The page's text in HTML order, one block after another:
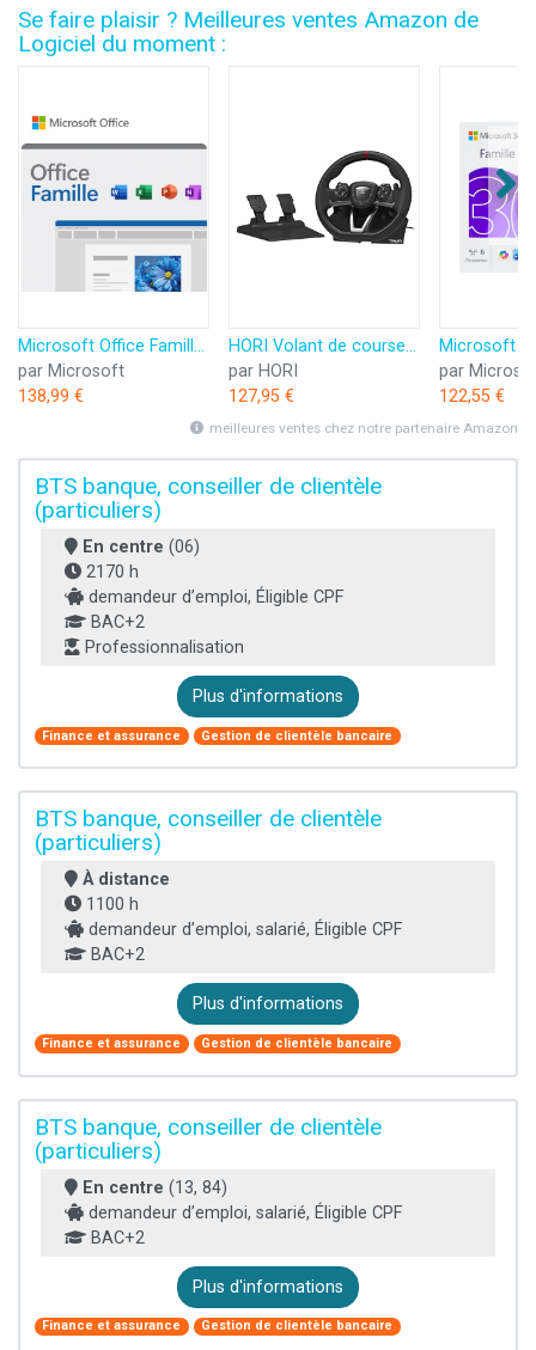
Se faire plaisir ? Meilleures ventes Amazon de
Logiciel du moment :
Microsoft Office Famille 2024 | Code d'activation envoyé par email
par Microsoft
138,99 €
HORI Volant de course APEX pour Playstation 5, Playstation 4 et PC - Licence officielle Sony
par HORI
127,95 €
par
122,55 €
meilleures ventes chez notre partenaire Amazon
BTS banque, conseiller de clientèle
(particuliers)
En centre (06)
2170 h
demandeur d’emploi, Éligible CPF
BAC+2
Professionnalisation
Plus d'informations
Finance et assurance Gestion de clientèle bancaire
BTS banque, conseiller de clientèle
(particuliers)
À distance
1100 h
demandeur d’emploi, salarié, Éligible CPF
BAC+2
Plus d'informations
Finance et assurance Gestion de clientèle bancaire
BTS banque, conseiller de clientèle
(particuliers)
En centre (13, 84)
demandeur d’emploi, salarié, Éligible CPF
BAC+2
Plus d'informations
Finance et assurance Gestion de clientèle bancaire